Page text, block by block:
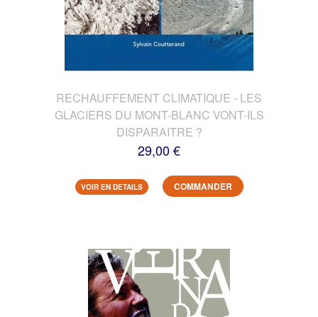
RECHAUFFEMENT CLIMATIQUE - LES
GLACIERS DU MONT-BLANC VONT-ILS
DISPARAITRE ?
29,00 €
VOIR EN DETAILS COMMANDER